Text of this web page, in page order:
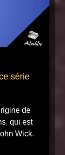
série
de
qui est
Wick.